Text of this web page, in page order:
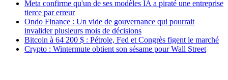
Meta confirme qu'un de ses modèles IA a piraté une entreprise
tierce par erreur
Ondo Finance : Un vide de gouvernance qui pourrait
invalider plusieurs mois de décisions
Bitcoin à 64 200 $ : Pétrole, Fed et Congrès figent le marché
Crypto : Wintermute obtient son sésame pour Wall Street